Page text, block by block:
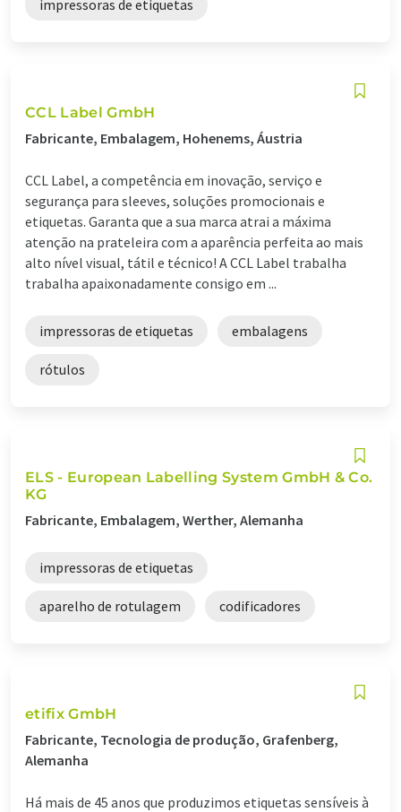
impressoras de etiquetas
CCL Label GmbH
Fabricante, Embalagem, Hohenems, Áustria
CCL Label, a competência em inovação, serviço e
segurança para sleeves, soluções promocionais e
etiquetas. Garanta que a sua marca atrai a máxima
atenção na prateleira com a aparência perfeita ao mais
alto nível visual, tátil e técnico! A CCL Label trabalha
trabalha apaixonadamente consigo em ...
impressoras de etiquetas embalagens
rótulos
ELS - European Labelling System GmbH & Co.
KG
Fabricante, Embalagem, Werther, Alemanha
impressoras de etiquetas
aparelho de rotulagem codificadores
etifix GmbH
Fabricante, Tecnologia de produção, Grafenberg,
Alemanha
Há mais de 45 anos que produzimos etiquetas sensíveis à